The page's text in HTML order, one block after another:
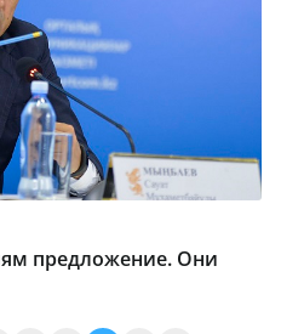
предложение. Они